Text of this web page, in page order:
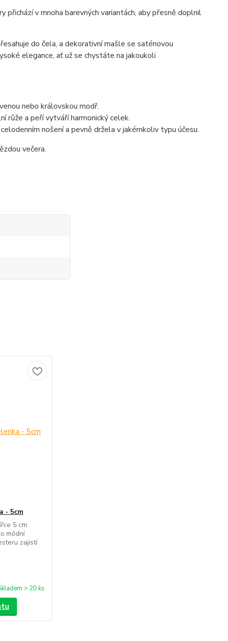
v mnoha barevných variantách, aby přesně doplnil
do čela, a dekorativní mašle se saténovou
elegance, ať už se chystáte na jakoukoli
nebo královskou modř.
růže a peří vytváří harmonický celek.
nošení a pevně držela v jakémkoliv typu účesu.
večera.
- 5cm
5 cm.
módní
zajistí
> 20 ks